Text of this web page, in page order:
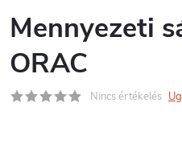
Mennyezeti
ORAC
Nincs értékelés